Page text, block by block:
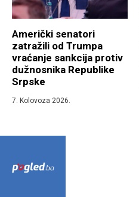
Američki senatori
zatražili od Trumpa
vraćanje sankcija protiv
dužnosnika Republike
Srpske
7. Kolovoza 2026.